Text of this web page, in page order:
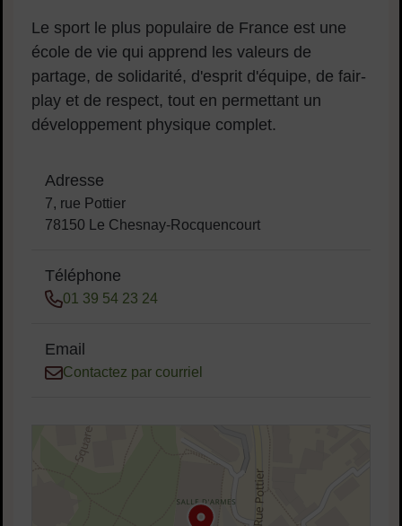
Le sport le plus populaire de France est une
école de vie qui apprend les valeurs de
partage, de solidarité, d'esprit d'équipe, de fair-
play et de respect, tout en permettant un
développement physique complet.
Adresse
7, rue Pottier
78150 Le Chesnay-Rocquencourt
Téléphone
01 39 54 23 24
Email
Contactez par courriel
48.82574778614591,2.1253037241256894